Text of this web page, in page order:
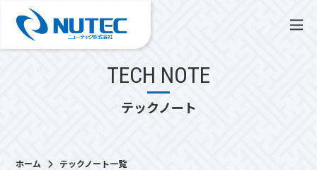
TECH NOTE
テックノート
ホーム テックノート一覧